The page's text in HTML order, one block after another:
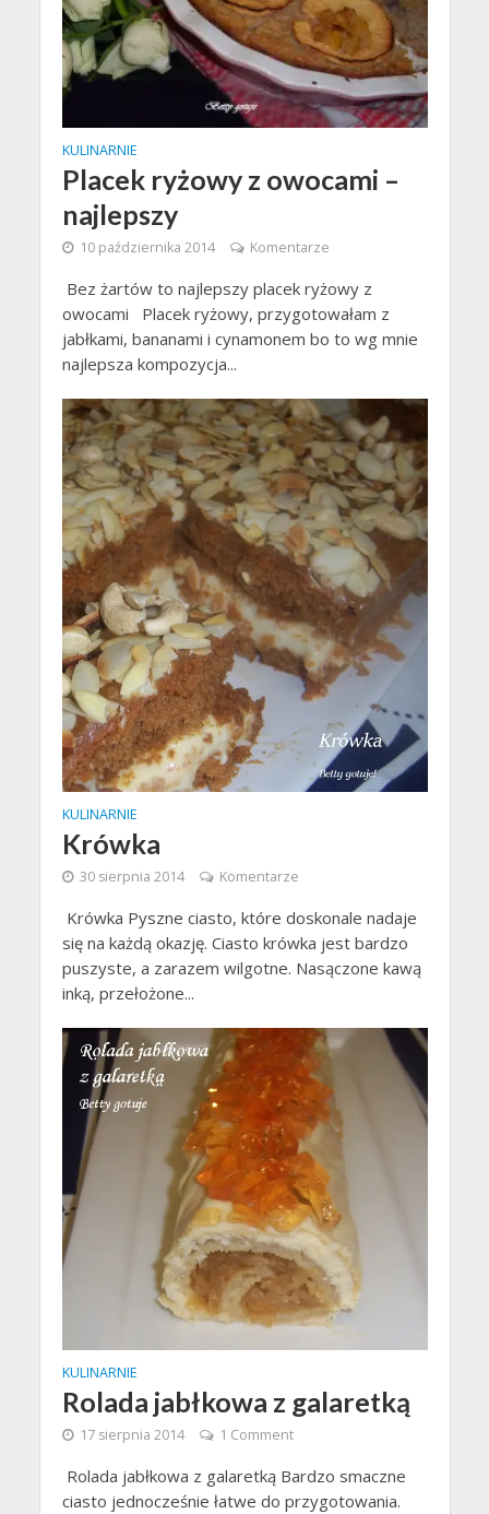
KULINARNIE
Placek ryżowy z owocami –
najlepszy
10 października 2014 Komentarze
Bez żartów to najlepszy placek ryżowy z
owocami Placek ryżowy, przygotowałam z
jabłkami, bananami i cynamonem bo to wg mnie
najlepsza kompozycja...
KULINARNIE
Krówka
30 sierpnia 2014 Komentarze
Krówka Pyszne ciasto, które doskonale nadaje
się na każdą okazję. Ciasto krówka jest bardzo
puszyste, a zarazem wilgotne. Nasączone kawą
inką, przełożone...
KULINARNIE
Rolada jabłkowa z galaretką
17 sierpnia 2014 1 Comment
Rolada jabłkowa z galaretką Bardzo smaczne
ciasto jednocześnie łatwe do przygotowania.